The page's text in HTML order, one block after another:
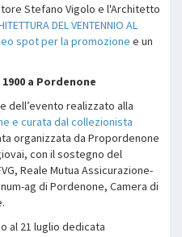
Stefano Vigolo e l'Architetto
DEL VENTENNIO AL
spot per la promozione e un
a Pordenone
dell’evento realizzato alla
e curata dal collezionista
organizzata da Propordenone
con il sostegno del
Reale Mutua Assicurazione-
ag di Pordenone, Camera di
al 21 luglio dedicata